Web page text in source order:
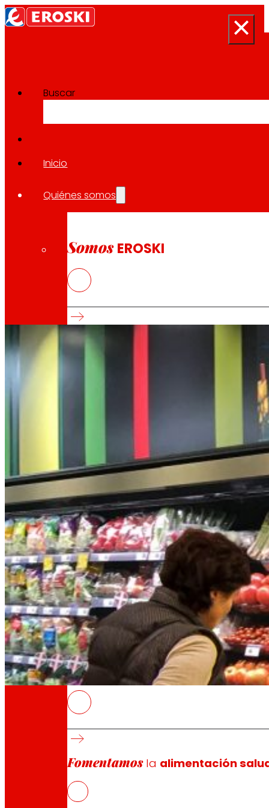
Buscar
Inicio
Quiénes somos
Somos EROSKI
Así somos
Todo nuestro ADN: un viaje por la misión, la
Somos por y para las personas. Descubre
Fundación
A través de nuestra Fundación impulsamos
Compromisos
CompromisosEROSKI
Fomentamosla alimentación
Sala de prensa
Volver a todas las noticias
14.04.2023
EROSKI aumentó un 7% las
Refuerza su compromiso con la producción
EROSKI colabora con más de 1.600
EROSKI apoya la sostenibilidad del sector
La red comercial de EROSKI en la